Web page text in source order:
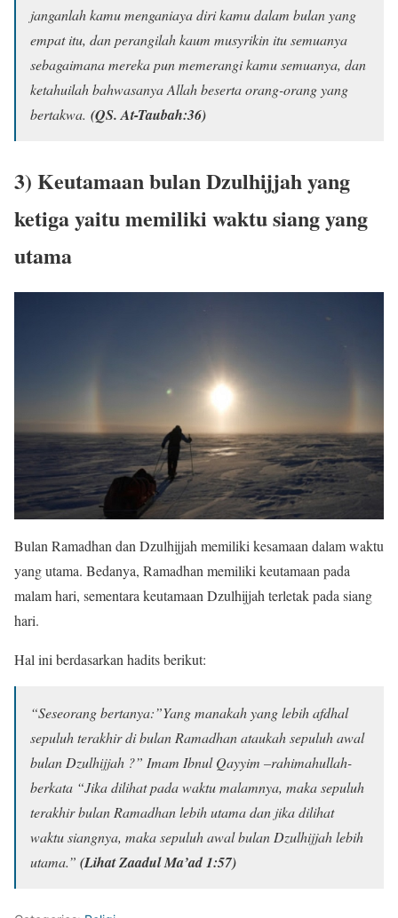
janganlah kamu menganiaya diri kamu dalam bulan yang
empat itu, dan perangilah kaum musyrikin itu semuanya
sebagaimana mereka pun memerangi kamu semuanya, dan
ketahuilah bahwasanya Allah beserta orang-orang yang
bertakwa. (QS. At-Taubah:36)
3) Keutamaan bulan Dzulhijjah yang
ketiga yaitu memiliki waktu siang yang
utama
Bulan Ramadhan dan Dzulhijjah memiliki kesamaan dalam waktu
yang utama. Bedanya, Ramadhan memiliki keutamaan pada
malam hari, sementara keutamaan Dzulhijjah terletak pada siang
hari.
Hal ini berdasarkan hadits berikut:
“Seseorang bertanya:”Yang manakah yang lebih afdhal
sepuluh terakhir di bulan Ramadhan ataukah sepuluh awal
bulan Dzulhijjah ?” Imam Ibnul Qayyim –rahimahullah-
berkata “Jika dilihat pada waktu malamnya, maka sepuluh
terakhir bulan Ramadhan lebih utama dan jika dilihat
waktu siangnya, maka sepuluh awal bulan Dzulhijjah lebih
utama.” (Lihat Zaadul Ma’ad 1:57)